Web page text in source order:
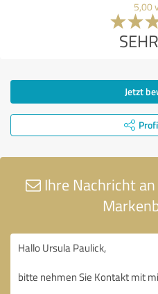
5,00
Jetzt
Ihre Nachricht